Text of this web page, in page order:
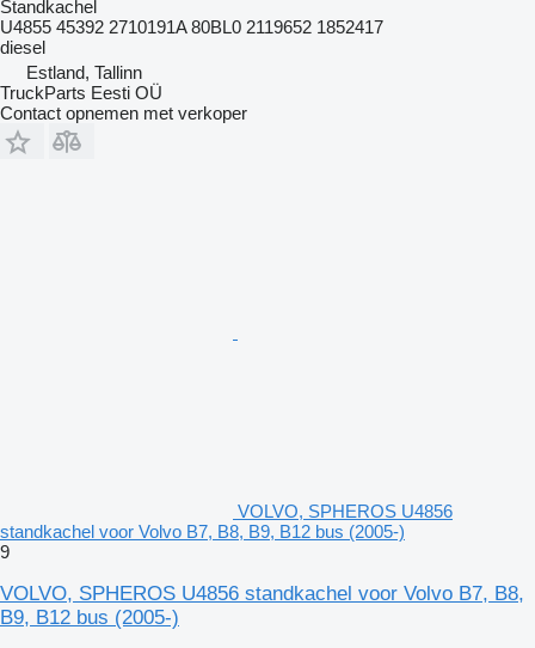
Standkachel
U4855 45392 2710191A 80BL0 2119652 1852417
diesel
Estland, Tallinn
TruckParts Eesti OÜ
Contact opnemen met verkoper
VOLVO, SPHEROS U4856
standkachel voor Volvo B7, B8, B9, B12 bus (2005-)
9
VOLVO, SPHEROS U4856 standkachel voor Volvo B7, B8,
B9, B12 bus (2005-)